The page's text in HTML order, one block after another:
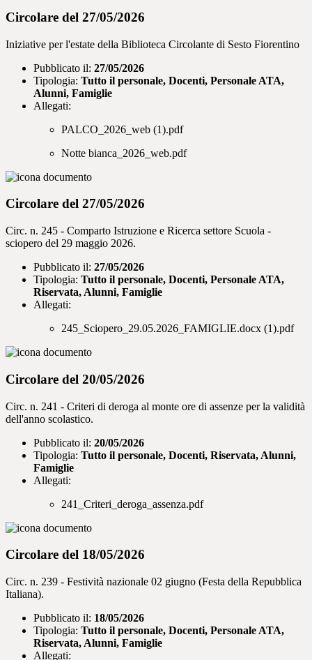
Circolare del 27/05/2026
Iniziative per l'estate della Biblioteca Circolante di Sesto Fiorentino
Pubblicato il: 27/05/2026
Tipologia: Tutto il personale, Docenti, Personale ATA,
Alunni, Famiglie
Allegati:
PALCO_2026_web (1).pdf
Notte bianca_2026_web.pdf
Circolare del 27/05/2026
Circ. n. 245 - Comparto Istruzione e Ricerca settore Scuola -
sciopero del 29 maggio 2026.
Pubblicato il: 27/05/2026
Tipologia: Tutto il personale, Docenti, Personale ATA,
Riservata, Alunni, Famiglie
Allegati:
245_Sciopero_29.05.2026_FAMIGLIE.docx (1).pdf
Circolare del 20/05/2026
Circ. n. 241 - Criteri di deroga al monte ore di assenze per la validità
dell'anno scolastico.
Pubblicato il: 20/05/2026
Tipologia: Tutto il personale, Docenti, Riservata, Alunni,
Famiglie
Allegati:
241_Criteri_deroga_assenza.pdf
Circolare del 18/05/2026
Circ. n. 239 - Festività nazionale 02 giugno (Festa della Repubblica
Italiana).
Pubblicato il: 18/05/2026
Tipologia: Tutto il personale, Docenti, Personale ATA,
Riservata, Alunni, Famiglie
Allegati: